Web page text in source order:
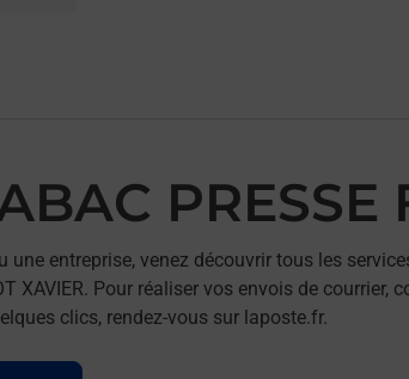
PRESSE
entreprise, venez découvrir tous les
XAVIER. Pour réaliser vos envois de courrier,
clics, rendez-vous sur laposte.fr.